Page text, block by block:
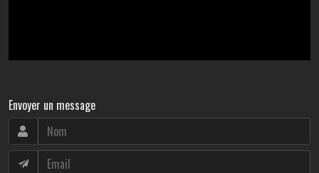
Envoyer un message